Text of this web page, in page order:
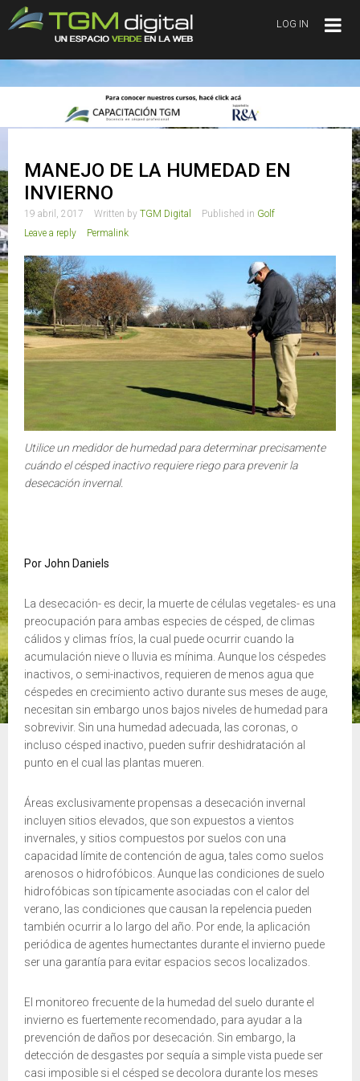
LOG IN
MANEJO DE LA HUMEDAD EN
INVIERNO
19 abril, 2017 Written by TGM Digital Published in Golf
Leave a reply
Permalink
Utilice un medidor de humedad para determinar precisamente
cuándo el césped inactivo requiere riego para prevenir la
desecación invernal.
Por John Daniels
La desecación- es decir, la muerte de células vegetales- es una
preocupación para ambas especies de césped, de climas
cálidos y climas fríos, la cual puede ocurrir cuando la
acumulación nieve o lluvia es mínima. Aunque los céspedes
inactivos, o semi-inactivos, requieren de menos agua que
céspedes en crecimiento activo durante sus meses de auge,
necesitan sin embargo unos bajos niveles de humedad para
sobrevivir. Sin una humedad adecuada, las coronas, o
incluso césped inactivo, pueden sufrir deshidratación al
punto en el cual las plantas mueren.
Áreas exclusivamente propensas a desecación invernal
incluyen sitios elevados, que son expuestos a vientos
invernales, y sitios compuestos por suelos con una
capacidad límite de contención de agua, tales como suelos
arenosos o hidrofóbicos. Aunque las condiciones de suelo
hidrofóbicas son típicamente asociadas con el calor del
verano, las condiciones que causan la repelencia pueden
también ocurrir a lo largo del año. Por ende, la aplicación
periódica de agentes humectantes durante el invierno puede
ser una garantía para evitar espacios secos localizados.
El monitoreo frecuente de la humedad del suelo durante el
invierno es fuertemente recomendado, para ayudar a la
prevención de daños por desecación. Sin embargo, la
detección de desgastes por sequía a simple vista puede ser
casi imposible si el césped se decolora durante los meses